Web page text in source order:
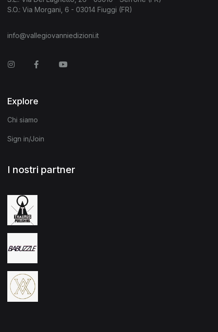
S.O.: Via Morgani, 6 - 03014 Fiuggi (FR)
info@vallegiovanniedizioni.it
InstagramFacebookYou Tube
Explore
Chi siamo
Sign in/Join
I nostri partner